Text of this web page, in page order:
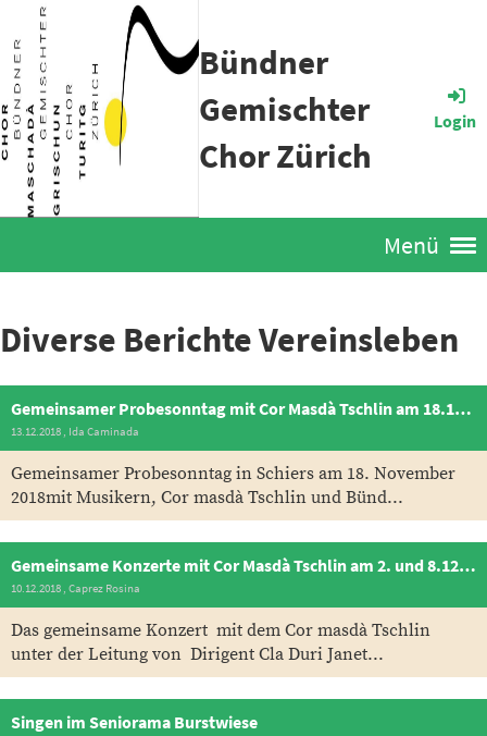
Bündner
Gemischter
Chor Zürich
Login
Menü
Diverse Berichte Vereinsleben
Gemeinsamer Probesonntag mit Cor Masdà Tschlin am 18.11.2018
13.12.2018 , Ida Caminada
Gemeinsamer Probesonntag in Schiers am 18. November
2018mit Musikern, Cor masdà Tschlin und Bünd...
Gemeinsame Konzerte mit Cor Masdà Tschlin am 2. und 8.12.18
10.12.2018 , Caprez Rosina
Das gemeinsame Konzert mit dem Cor masdà Tschlin
unter der Leitung von Dirigent Cla Duri Janet...
Singen im Seniorama Burstwiese